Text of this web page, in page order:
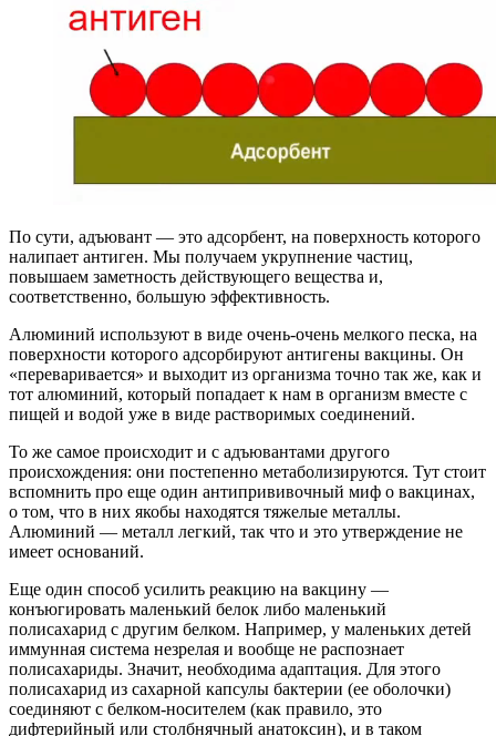
По сути, адъювант — это адсорбент, на поверхность которого
налипает антиген. Мы получаем укрупнение частиц,
повышаем заметность действующего вещества и,
соответственно, большую эффективность.
Алюминий используют в виде очень-очень мелкого песка, на
поверхности которого адсорбируют антигены вакцины. Он
«переваривается» и выходит из организма точно так же, как и
тот алюминий, который попадает к нам в организм вместе с
пищей и водой уже в виде растворимых соединений.
То же самое происходит и с адъювантами другого
происхождения: они постепенно метаболизируются. Тут стоит
вспомнить про еще один антипрививочный миф о вакцинах,
о том, что в них якобы находятся тяжелые металлы.
Алюминий — металл легкий, так что и это утверждение не
имеет оснований.
Еще один способ усилить реакцию на вакцину —
конъюгировать маленький белок либо маленький
полисахарид с другим белком. Например, у маленьких детей
иммунная система незрелая и вообще не распознает
полисахариды. Значит, необходима адаптация. Для этого
полисахарид из сахарной капсулы бактерии (ее оболочки)
соединяют с белком-носителем (как правило, это
дифтерийный или столбнячный анатоксин), и в таком